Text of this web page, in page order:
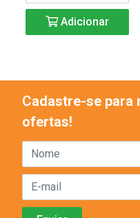
Adicionar
Cadastre-se para
ofertas!